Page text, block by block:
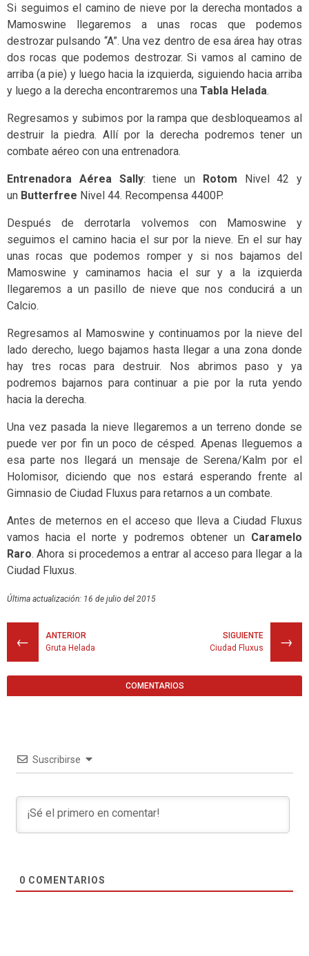
Si seguimos el camino de nieve por la derecha montados a
Mamoswine llegaremos a unas rocas que podemos
destrozar pulsando “A”. Una vez dentro de esa área hay otras
dos rocas que podemos destrozar. Si vamos al camino de
arriba (a pie) y luego hacia la izquierda, siguiendo hacia arriba
y luego a la derecha encontraremos una Tabla Helada.
Regresamos y subimos por la rampa que desbloqueamos al
destruir la piedra. Allí por la derecha podremos tener un
combate aéreo con una entrenadora.
Entrenadora Aérea Sally: tiene un Rotom Nivel 42 y
un Butterfree Nivel 44. Recompensa 4400P.
Después de derrotarla volvemos con Mamoswine y
seguimos el camino hacia el sur por la nieve. En el sur hay
unas rocas que podemos romper y si nos bajamos del
Mamoswine y caminamos hacia el sur y a la izquierda
llegaremos a un pasillo de nieve que nos conducirá a un
Calcio.
Regresamos al Mamoswine y continuamos por la nieve del
lado derecho, luego bajamos hasta llegar a una zona donde
hay tres rocas para destruir. Nos abrimos paso y ya
podremos bajarnos para continuar a pie por la ruta yendo
hacia la derecha.
Una vez pasada la nieve llegaremos a un terreno donde se
puede ver por fin un poco de césped. Apenas lleguemos a
esa parte nos llegará un mensaje de Serena/Kalm por el
Holomisor, diciendo que nos estará esperando frente al
Gimnasio de Ciudad Fluxus para retarnos a un combate.
Antes de meternos en el acceso que lleva a Ciudad Fluxus
vamos hacia el norte y podremos obtener un Caramelo
Raro. Ahora si procedemos a entrar al acceso para llegar a la
Ciudad Fluxus.
Última actualización: 16 de julio del 2015
←
ANTERIOR
Gruta Helada
→
SIGUIENTE
Ciudad Fluxus
COMENTARIOS
Suscribirse
0 COMENTARIOS